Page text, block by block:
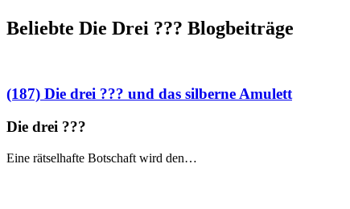
Beliebte Die Drei ??? Blogbeiträge
(187) Die drei ??? und das silberne Amulett
Die drei ???
Eine rätselhafte Botschaft wird den…